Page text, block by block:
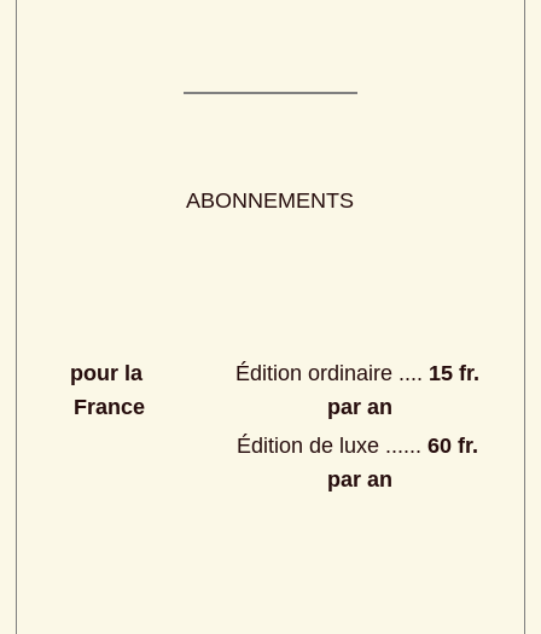
ABONNEMENTS
pour la
France
Édition ordinaire .... 15 fr.
par an
Édition de luxe ...... 60 fr.
par an